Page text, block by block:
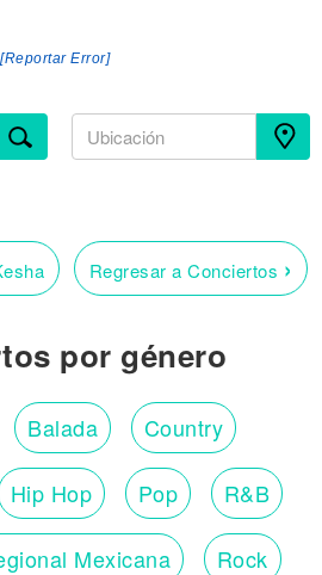
[Reportar Error]
Regresar a Conciertos ›
por género
Balada Country
Hip Hop Pop R&B
Mexicana Rock